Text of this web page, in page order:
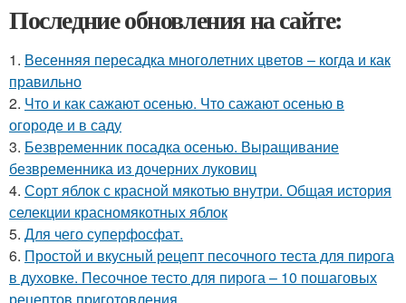
Последние обновления на сайте:
1. Весенняя пересадка многолетних цветов – когда и как
правильно
2. Что и как сажают осенью. Что сажают осенью в
огороде и в саду
3. Безвременник посадка осенью. Выращивание
безвременника из дочерних луковиц
4. Сорт яблок с красной мякотью внутри. Общая история
селекции красномякотных яблок
5. Для чего суперфосфат.
6. Простой и вкусный рецепт песочного теста для пирога
в духовке. Песочное тесто для пирога – 10 пошаговых